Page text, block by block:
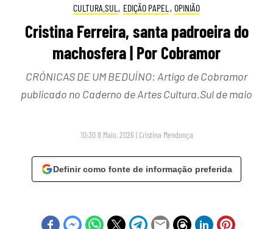
CULTURA.SUL , EDIÇÃO PAPEL , OPINIÃO
Cristina Ferreira, santa padroeira do
machosfera | Por Cobramor
CRÓNICAS DE UM BEDUÍNO: Artigo de Cobramor
publicado no Caderno de Artes Cultura.Sul de maio
10:30 8 Maio, 2026 | Cristina Mendonça
Definir como fonte de informação preferida